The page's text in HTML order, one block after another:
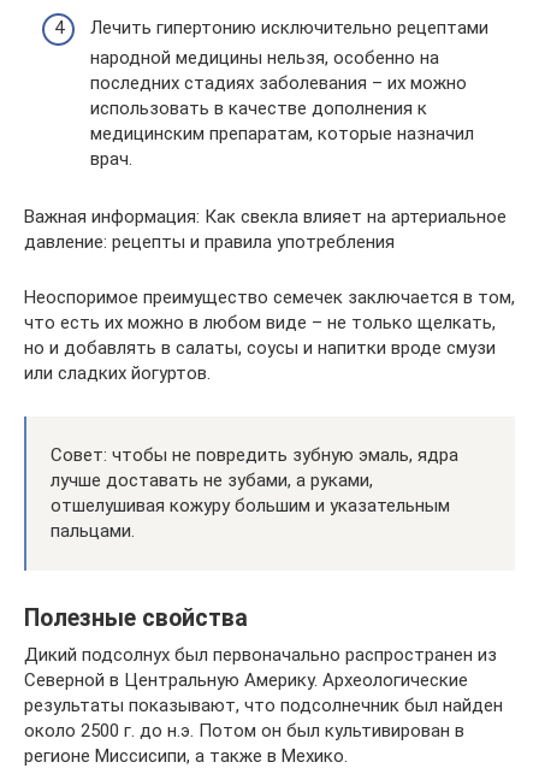
Лечить гипертонию исключительно рецептами
народной медицины нельзя, особенно на
последних стадиях заболевания – их можно
использовать в качестве дополнения к
медицинским препаратам, которые назначил
врач.
Важная информация: Как свекла влияет на артериальное
давление: рецепты и правила употребления
Неоспоримое преимущество семечек заключается в том,
что есть их можно в любом виде – не только щелкать,
но и добавлять в салаты, соусы и напитки вроде смузи
или сладких йогуртов.
Совет: чтобы не повредить зубную эмаль, ядра
лучше доставать не зубами, а руками,
отшелушивая кожуру большим и указательным
пальцами.
Полезные свойства
Дикий подсолнух был первоначально распространен из
Северной в Центральную Америку. Археологические
результаты показывают, что подсолнечник был найден
около 2500 г. до н.э. Потом он был культивирован в
регионе Миссисипи, а также в Мехико.